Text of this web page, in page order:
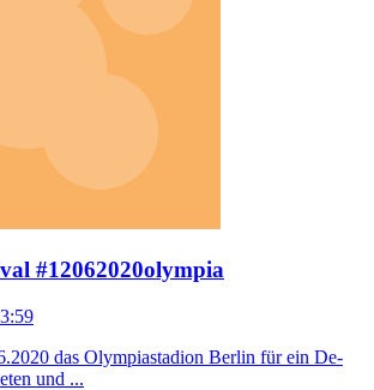
#12062020olympia
das Olympiastadion Berlin für ein De­
und ...